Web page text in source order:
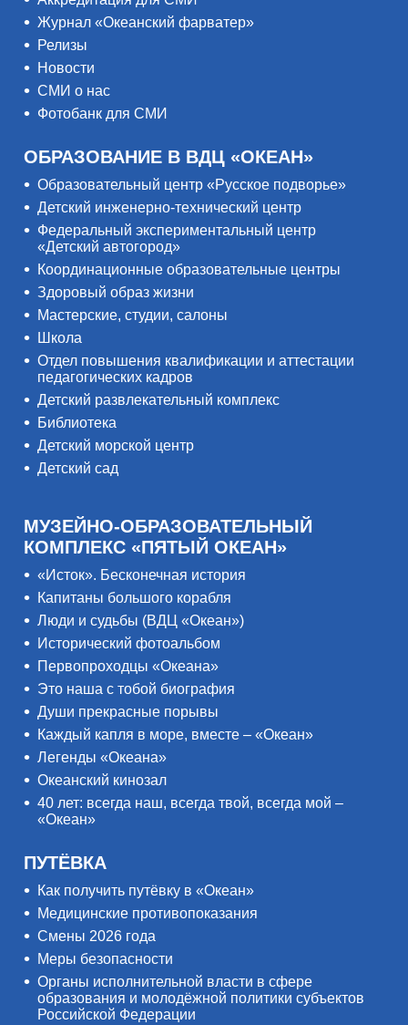
Журнал «Океанский фарватер»
Релизы
Новости
СМИ о нас
Фотобанк для СМИ
ОБРАЗОВАНИЕ В ВДЦ «ОКЕАН»
Образовательный центр «Русское подворье»
Детский инженерно-технический центр
Федеральный экспериментальный центр
«Детский автогород»
Координационные образовательные центры
Здоровый образ жизни
Мастерские, студии, салоны
Школа
Отдел повышения квалификации и аттестации
педагогических кадров
Детский развлекательный комплекс
Библиотека
Детский морской центр
Детский сад
МУЗЕЙНО-ОБРАЗОВАТЕЛЬНЫЙ
КОМПЛЕКС «ПЯТЫЙ ОКЕАН»
«Исток». Бесконечная история
Капитаны большого корабля
Люди и судьбы (ВДЦ «Океан»)
Исторический фотоальбом
Первопроходцы «Океана»
Это наша с тобой биография
Души прекрасные порывы
Каждый капля в море, вместе – «Океан»
Легенды «Океана»
Океанский кинозал
40 лет: всегда наш, всегда твой, всегда мой –
«Океан»
ПУТЁВКА
Как получить путёвку в «Океан»
Медицинские противопоказания
Смены 2026 года
Меры безопасности
Органы исполнительной власти в сфере
образования и молодёжной политики субъектов
Российской Федерации